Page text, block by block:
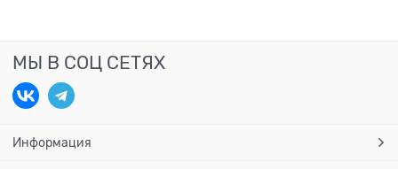
МЫ В СОЦ СЕТЯХ
Информация